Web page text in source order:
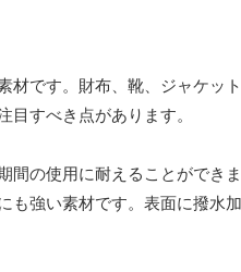
材です。財布、靴、ジャケッ
すべき点があります。
間の使用に耐えることができ
も強い素材です。表面に撥水